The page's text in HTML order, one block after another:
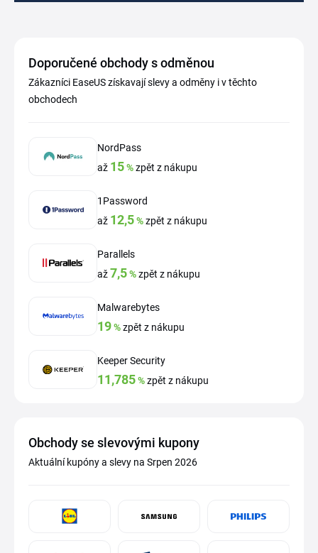
Doporučené obchody s odměnou
Zákazníci EaseUS získavají slevy a odměny i v těchto
obchodech
NordPass
až 15%zpět z nákupu
1Password
až 12,5%zpět z nákupu
Parallels
až7,5%zpět z nákupu
Malwarebytes
19%zpět z nákupu
Keeper Security
11,785%zpět z nákupu
Obchody se slevovými kupony
Aktuální kupóny a slevy na Srpen 2026